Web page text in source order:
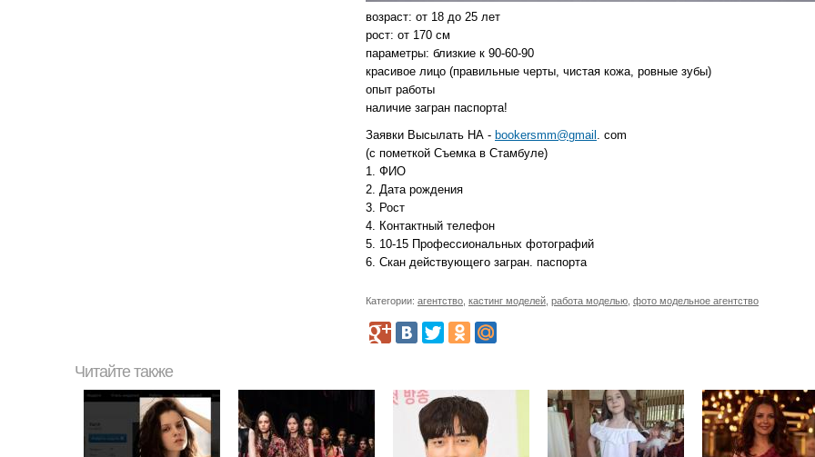
возраст: от 18 до 25 лет
рост: от 170 см
параметры: близкие к 90-60-90
красивое лицо (правильные черты, чистая кожа, ровные зубы)
опыт работы
наличие загран паспорта!
Заявки Высылать НА - bookersmm@gmail . com
(с пометкой Съемка в Стамбуле)
1. ФИО
2. Дата рождения
3. Рост
4. Контактный телефон
5. 10-15 Профессиональных фотографий
6. Скан действующего загран. паспорта
Категории: агентство кастинг моделей работа моделью фото модельное агентство
Читайте также